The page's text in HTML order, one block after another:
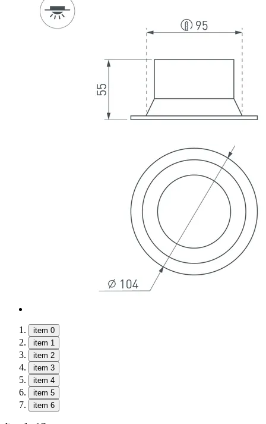
item 0
item 1
item 2
item 3
item 4
item 5
item 6